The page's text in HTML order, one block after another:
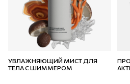
УВЛАЖНЯЮЩИЙ МИСТ ДЛЯ
ТЕЛА С ШИММЕРОМ